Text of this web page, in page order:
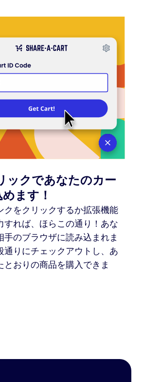
ックであなたのカー
ます！
クをクリックするか拡張機能
すれば、ほらこの通り！あな
手のブラウザに読み込まれま
通りにチェックアウトし、あ
とおりの商品を購入できま